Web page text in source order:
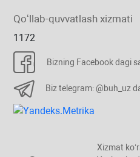
Qoʻllab-quvvatlash хizmati
1172
Bizning Facebook dagi
Biz telegram: @buh_uz
Xizmat